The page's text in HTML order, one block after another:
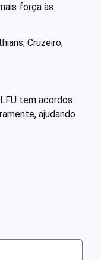
força às
Cruzeiro,
tem acordos
ajudando